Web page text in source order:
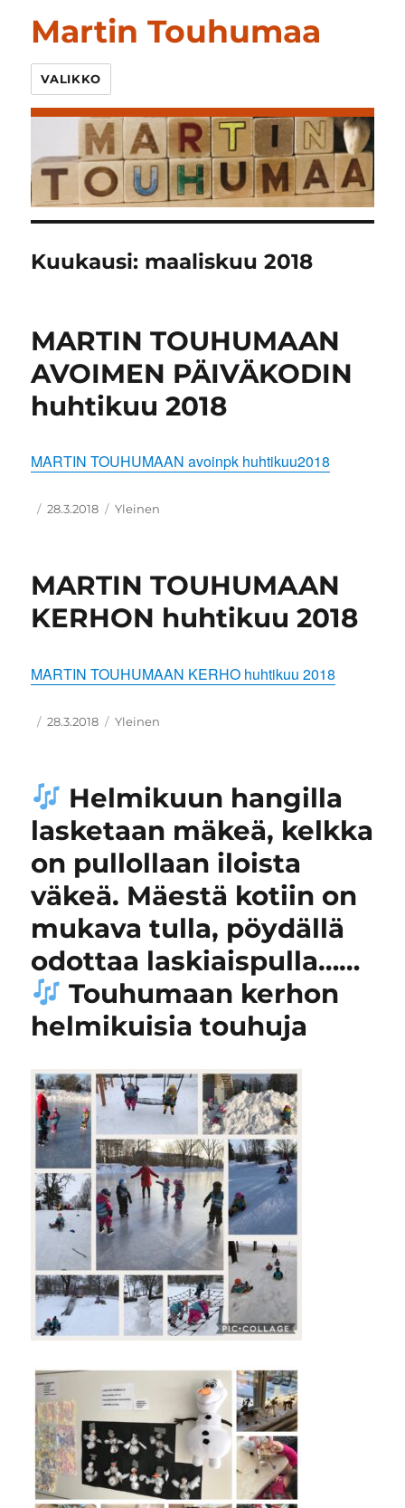
Martin Touhumaa
VALIKKO
Kuukausi: maaliskuu 2018
MARTIN TOUHUMAAN
AVOIMEN PÄIVÄKODIN
huhtikuu 2018
MARTIN TOUHUMAAN avoinpk huhtikuu2018
Kirjoittaja
Julkaistu
28.3.2018 Kategoriat
Yleinen
MARTIN TOUHUMAAN
KERHON huhtikuu 2018
MARTIN TOUHUMAAN KERHO huhtikuu 2018
Kirjoittaja
Julkaistu
28.3.2018 Kategoriat
Yleinen
Helmikuun hangilla
lasketaan mäkeä, kelkka
on pullollaan iloista
väkeä. Mäestä kotiin on
mukava tulla, pöydällä
odottaa laskiaispulla……
Touhumaan kerhon
helmikuisia touhuja